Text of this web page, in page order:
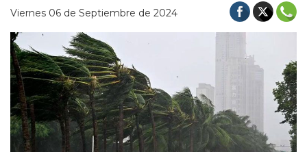
Viernes 06 de Septiembre de 2024